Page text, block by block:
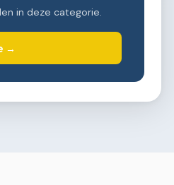
in deze categorie.
→